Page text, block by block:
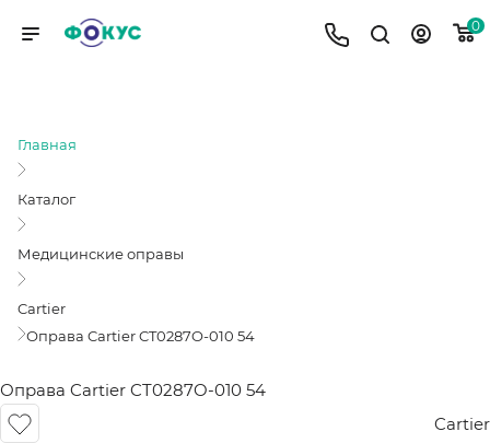
0
Главная
Каталог
Медицинские оправы
Cartier
Оправа Cartier CT0287O-010 54
Оправа Cartier CT0287O-010 54
Cartier